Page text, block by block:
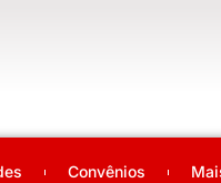
Convênios